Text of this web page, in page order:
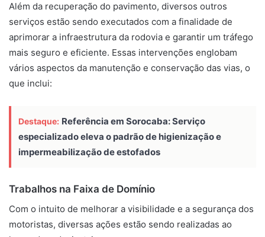
Além da recuperação do pavimento, diversos outros
serviços estão sendo executados com a finalidade de
aprimorar a infraestrutura da rodovia e garantir um tráfego
mais seguro e eficiente. Essas intervenções englobam
vários aspectos da manutenção e conservação das vias, o
que inclui:
Destaque: Referência em Sorocaba: Serviço
especializado eleva o padrão de higienização e
impermeabilização de estofados
Trabalhos na Faixa de Domínio
Com o intuito de melhorar a visibilidade e a segurança dos
motoristas, diversas ações estão sendo realizadas ao